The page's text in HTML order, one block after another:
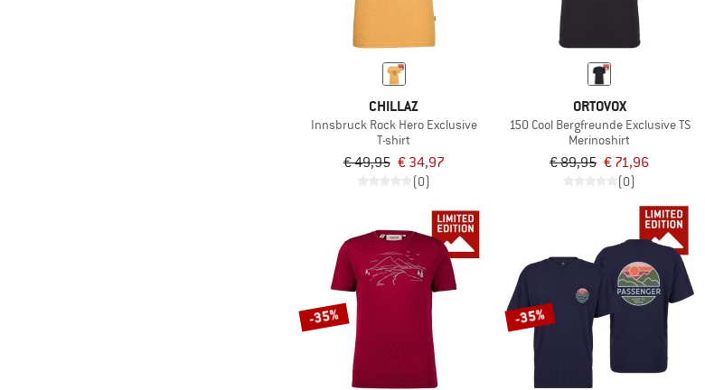
CHILLAZ
Innsbruck Rock Hero Exclusive
T-shirt
€ 49,95 € 34,97
(0)
ORTOVOX
150 Cool Bergfreunde Exclusive TS
Merinoshirt
€ 89,95 € 71,96
(0)
-35% -35%